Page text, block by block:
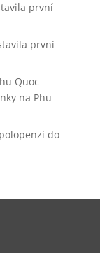
první
první
Quoc
na Phu
do